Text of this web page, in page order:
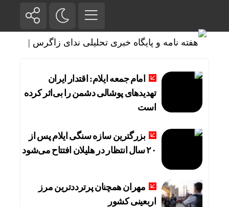
امام جمعه ایلام: اقتدار ایران
تهدیدهای پوشالی دشمن را بی‌اثر کرده
است
بزرگترین سازه سنگی ایلام پس از
۲۰ سال انتظار در هلیلان افتتاح می‌شود
مهران همچنان پرترددترین مرز
اربعینی کشور